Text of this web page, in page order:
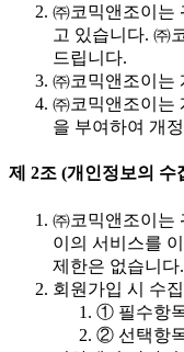
㈜코믹앤조이는
고 있습니다. ㈜
드립니다.
㈜코믹앤조이는
㈜코믹앤조이는
을 부여하여 개
제 2조 (개인정보의 수
㈜코믹앤조이는
이의 서비스를
제한은 없습니다.
회원가입 시 수
① 필수항
② 선택항